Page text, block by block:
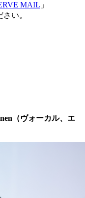
MAIL 」
い。
（ヴォーカル、エ